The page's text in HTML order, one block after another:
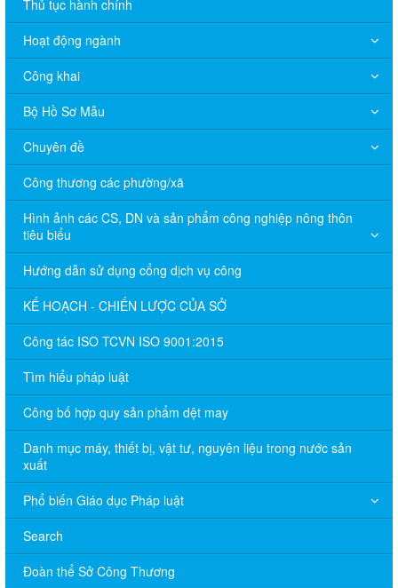
Thủ tục hành chính
Hoạt động ngành
Công khai
Bộ Hồ Sơ Mẫu
Chuyên đề
Công thương các phường/xã
Hình ảnh các CS, DN và sản phẩm công nghiệp nông thôn
tiêu biểu
Hướng dẫn sử dụng cổng dịch vụ công
KẾ HOẠCH - CHIẾN LƯỢC CỦA SỞ
Công tác ISO TCVN ISO 9001:2015
Tìm hiểu pháp luật
Công bố hợp quy sản phẩm dệt may
Danh mục máy, thiết bị, vật tư, nguyên liệu trong nước sản
xuất
Phổ biến Giáo dục Pháp luật
Search
Đoàn thể Sở Công Thương